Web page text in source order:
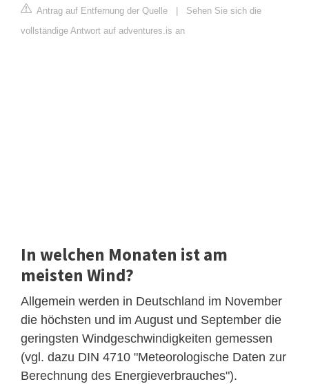
Antrag auf Entfernung der Quelle
Sehen Sie sich die
vollständige Antwort auf adventures.is an
In welchen Monaten ist am
meisten Wind?
Allgemein werden in Deutschland im November
die höchsten und im August und September die
geringsten Windgeschwindigkeiten gemessen
(vgl. dazu DIN 4710 "Meteorologische Daten zur
Berechnung des Energieverbrauches").